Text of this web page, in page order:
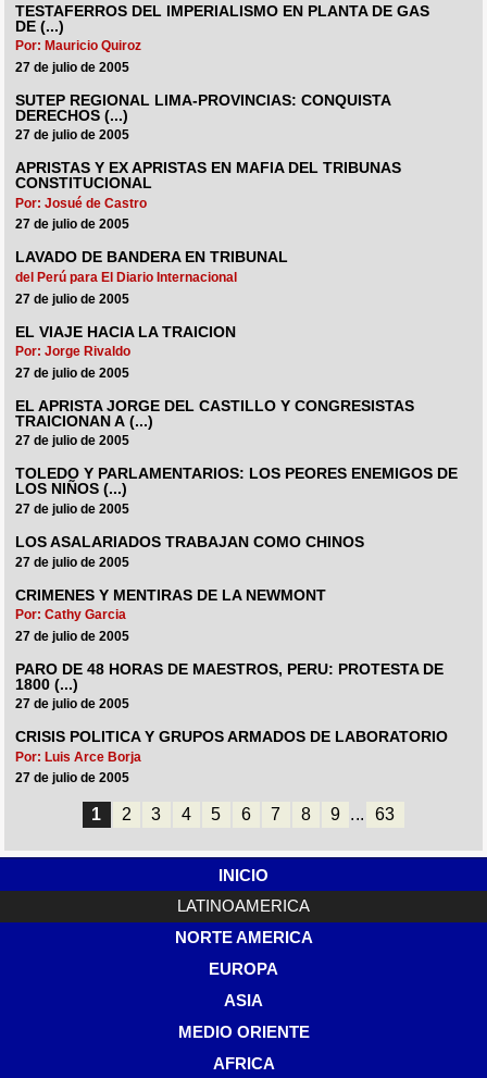
TESTAFERROS DEL IMPERIALISMO EN PLANTA DE GAS
DE (...)
Por: Mauricio Quiroz
27 de julio de 2005
SUTEP REGIONAL LIMA-PROVINCIAS: CONQUISTA
DERECHOS (...)
27 de julio de 2005
APRISTAS Y EX APRISTAS EN MAFIA DEL TRIBUNAS
CONSTITUCIONAL
Por: Josué de Castro
27 de julio de 2005
LAVADO DE BANDERA EN TRIBUNAL
del Perú para El Diario Internacional
27 de julio de 2005
EL VIAJE HACIA LA TRAICION
Por: Jorge Rivaldo
27 de julio de 2005
EL APRISTA JORGE DEL CASTILLO Y CONGRESISTAS
TRAICIONAN A (...)
27 de julio de 2005
TOLEDO Y PARLAMENTARIOS: LOS PEORES ENEMIGOS DE
LOS NIÑOS (...)
27 de julio de 2005
LOS ASALARIADOS TRABAJAN COMO CHINOS
27 de julio de 2005
CRIMENES Y MENTIRAS DE LA NEWMONT
Por: Cathy Garcia
27 de julio de 2005
PARO DE 48 HORAS DE MAESTROS, PERU: PROTESTA DE
1800 (...)
27 de julio de 2005
CRISIS POLITICA Y GRUPOS ARMADOS DE LABORATORIO
Por: Luis Arce Borja
27 de julio de 2005
1 2 3 4 5 6 7 8 9 ... 63
INICIO
LATINOAMERICA
NORTE AMERICA
EUROPA
ASIA
MEDIO ORIENTE
AFRICA